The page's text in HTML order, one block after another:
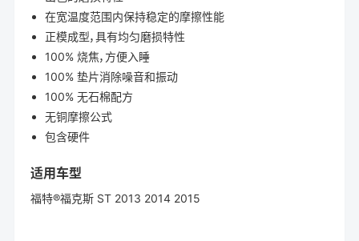
在宽温度范围内保持稳定的摩擦性能
正模成型，具有均匀磨损特性
100% 烧焦，方便入睡
100% 垫片消除噪音和振动
100% 无石棉配方
无铜摩擦公式
包含硬件
适用车型
福特®福克斯 ST 2013 2014 2015